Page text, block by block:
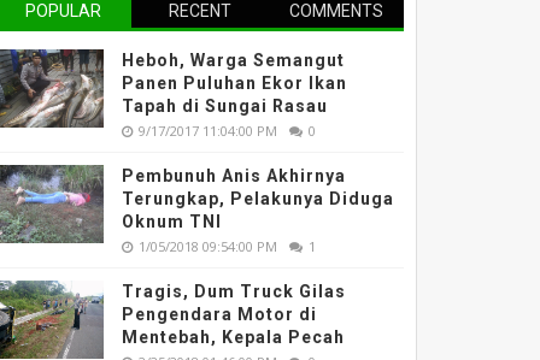
POPULAR RECENT COMMENTS
Heboh, Warga Semangut
Panen Puluhan Ekor Ikan
Tapah di Sungai Rasau
9/17/2017 11:04:00 PM 0
Pembunuh Anis Akhirnya
Terungkap, Pelakunya Diduga
Oknum TNI
1/05/2018 09:54:00 PM 1
Tragis, Dum Truck Gilas
Pengendara Motor di
Mentebah, Kepala Pecah